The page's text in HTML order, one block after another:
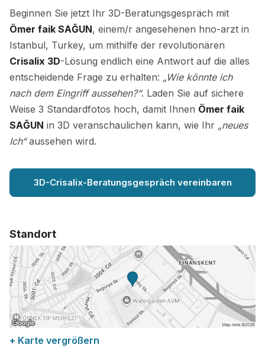
Beginnen Sie jetzt Ihr 3D-Beratungsgespräch mit
Ömer faik SAĞUN, einem/r angesehenen hno-arzt in
Istanbul, Turkey, um mithilfe der revolutionären
Crisalix 3D-Lösung endlich eine Antwort auf die alles
entscheidende Frage zu erhalten: „Wie könnte ich
nach dem Eingriff aussehen?“. Laden Sie auf sichere
Weise 3 Standardfotos hoch, damit Ihnen Ömer faik
SAĞUN in 3D veranschaulichen kann, wie Ihr „neues
Ich“aussehen wird.
3D-Crisalix-Beratungsgespräch vereinbaren
Standort
+ Karte vergrößern